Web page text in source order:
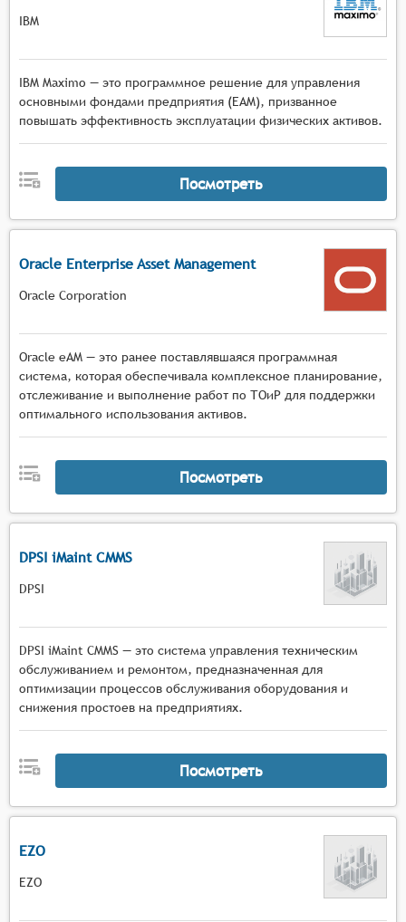
IBM
IBM Maximo — это программное решение для управления
основными фондами предприятия (EAM), призванное
повышать эффективность эксплуатации физических активов.
Посмотреть
Oracle Enterprise Asset Management
Oracle Corporation
Oracle eAM — это ранее поставлявшаяся программная
система, которая обеспечивала комплексное планирование,
отслеживание и выполнение работ по ТОиР для поддержки
оптимального использования активов.
Посмотреть
DPSI iMaint CMMS
DPSI
DPSI iMaint CMMS — это система управления техническим
обслуживанием и ремонтом, предназначенная для
оптимизации процессов обслуживания оборудования и
снижения простоев на предприятиях.
Посмотреть
EZO
EZO